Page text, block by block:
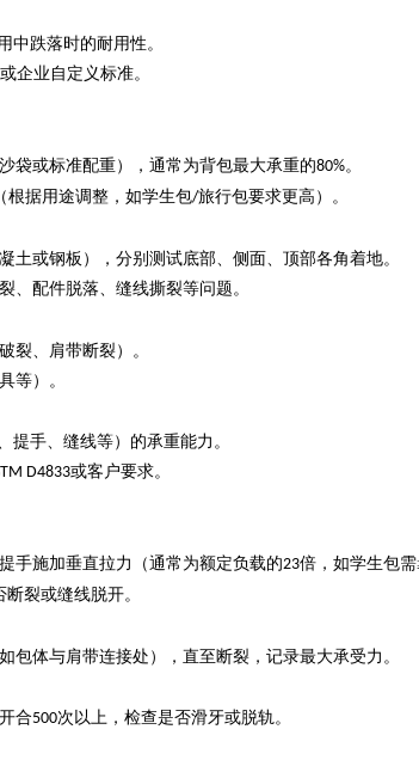
中跌落时的耐用性。
或企业自定义标准。
袋或标准配重），通常为背包最大承重的80%。
根据用途调整，如学生包/旅行包要求更高）。
土或钢板），分别测试底部、侧面、顶部各角着地。
、配件脱落、缝线撕裂等问题。
裂、肩带断裂）。
等）。
提手、缝线等）的承重能力。
D4833或客户要求。
手施加垂直拉力（通常为额定负载的23倍，如学生包需
断裂或缝线脱开。
包体与肩带连接处），直至断裂，记录最大承受力。
合500次以上，检查是否滑牙或脱轨。